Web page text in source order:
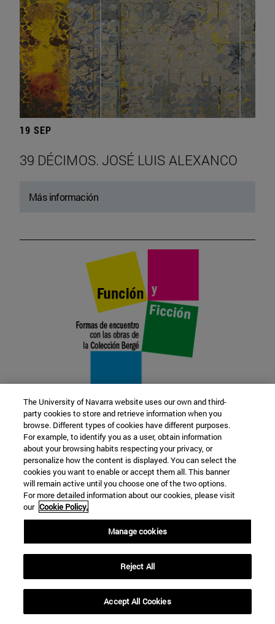
19 SEP
39 DÉCIMOS. JOSÉ LUIS ALEXANCO
Más información
22 SEP
FUNCIÓN Y FICCIÓN. Varios artistas
Más información
The University of Navarra website uses our own and third-
party cookies to store and retrieve information when you
browse. Different types of cookies have different purposes.
For example, to identify you as a user, obtain information
about your browsing habits respecting your privacy, or
personalize how the content is displayed. You can select the
cookies you want to enable or accept them all. This banner
will remain active until you choose one of the two options.
For more detailed information about our cookies, please visit
our Cookie Policy.
Manage cookies
Reject All
Accept All Cookies